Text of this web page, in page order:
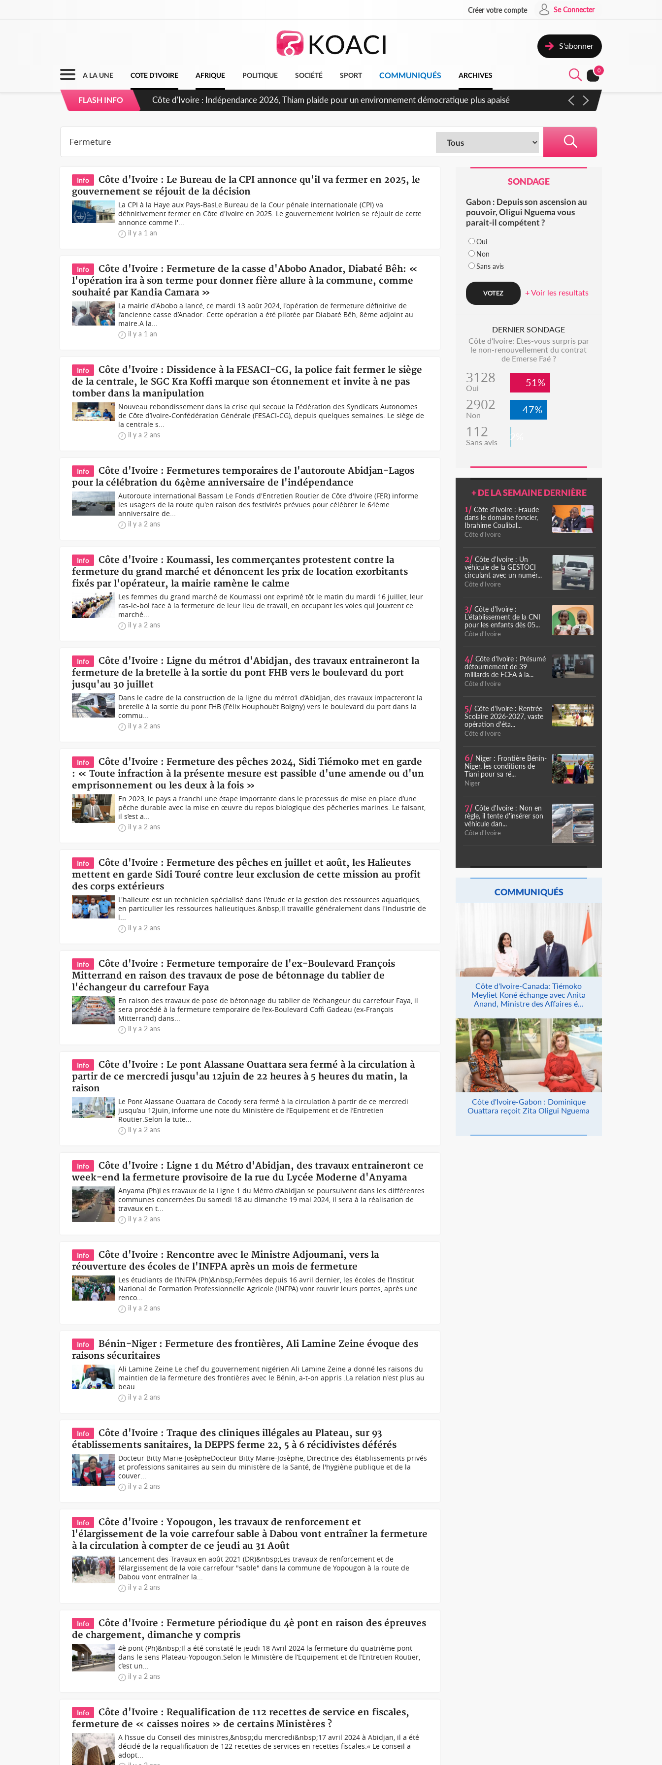
Créer votre compte Se Connecter
S'abonner
A LA UNE COTE D'IVOIRE AFRIQUE POLITIQUE SOCIÉTÉ SPORT COMMUNIQUÉS ARCHIVES
0
FLASH INFO Côte d'Ivoire : Concours INFAS 2026, les convocations seront disponibles à compter du samedi
Info
Côte d'Ivoire : Le Bureau de la CPI annonce qu'il va fermer en 2025, le
gouvernement se réjouit de la décision
La CPI à la Haye aux Pays-BasLe Bureau de la Cour pénale internationale (CPI) va
définitivement fermer en Côte d'Ivoire en 2025. Le gouvernement ivoirien se réjouit de cette
annonce comme l'...
il y a 1 an
Info
Côte d'Ivoire : Fermeture de la casse d'Abobo Anador, Diabaté Bêh: «
l'opération ira à son terme pour donner fière allure à la commune, comme
souhaité par Kandia Camara »
La mairie d'Abobo a lancé, ce mardi 13 août 2024, l'opération de fermeture définitive de
l’ancienne casse d’Anador. Cette opération a été pilotée par Diabaté Bêh, 8ème adjoint au
maire.A la...
il y a 1 an
Info
Côte d'Ivoire : Dissidence à la FESACI-CG, la police fait fermer le siège
de la centrale, le SGC Kra Koffi marque son étonnement et invite à ne pas
tomber dans la manipulation
Nouveau rebondissement dans la crise qui secoue la Fédération des Syndicats Autonomes
de Côte d’Ivoire-Confédération Générale (FESACI-CG), depuis quelques semaines. Le siège de
la centrale s...
il y a 2 ans
Info
Côte d'Ivoire : Fermetures temporaires de l'autoroute Abidjan-Lagos
pour la célébration du 64ème anniversaire de l'indépendance
Autoroute international Bassam Le Fonds d'Entretien Routier de Côte d'Ivoire (FER) informe
les usagers de la route qu'en raison des festivités prévues pour célébrer le 64ème
anniversaire de...
il y a 2 ans
Info
Côte d'Ivoire : Koumassi, les commerçantes protestent contre la
fermeture du grand marché et dénoncent les prix de location exorbitants
fixés par l'opérateur, la mairie ramène le calme
Les femmes du grand marché de Koumassi ont exprimé tôt le matin du mardi 16 juillet, leur
ras-le-bol face à la fermeture de leur lieu de travail, en occupant les voies qui jouxtent ce
marché...
il y a 2 ans
Info
Côte d'Ivoire : Ligne du métro1 d'Abidjan, des travaux entraineront la
fermeture de la bretelle à la sortie du pont FHB vers le boulevard du port
jusqu'au 30 juillet
Dans le cadre de la construction de la ligne du métro1 d’Abidjan, des travaux impacteront la
bretelle à la sortie du pont FHB (Félix Houphouët Boigny) vers le boulevard du port dans la
commu...
il y a 2 ans
Info
Côte d'Ivoire : Fermeture des pêches 2024, Sidi Tiémoko met en garde
: « Toute infraction à la présente mesure est passible d'une amende ou d'un
emprisonnement ou les deux à la fois »
En 2023, le pays a franchi une étape importante dans le processus de mise en place d’une
pêche durable avec la mise en œuvre du repos biologique des pêcheries marines. Le faisant,
il s’est a...
il y a 2 ans
Info
Côte d'Ivoire : Fermeture des pêches en juillet et août, les Halieutes
mettent en garde Sidi Touré contre leur exclusion de cette mission au profit
des corps extérieurs
L'halieute est un technicien spécialisé dans l'étude et la gestion des ressources aquatiques,
en particulier les ressources halieutiques.&nbsp;Il travaille généralement dans l'industrie de
l...
il y a 2 ans
Info
Côte d'Ivoire : Fermeture temporaire de l'ex-Boulevard François
Mitterrand en raison des travaux de pose de bétonnage du tablier de
l'échangeur du carrefour Faya
En raison des travaux de pose de bétonnage du tablier de l’échangeur du carrefour Faya, il
sera procédé à la fermeture temporaire de l’ex-Boulevard Coffi Gadeau (ex-François
Mitterrand) dans...
il y a 2 ans
Info
Côte d'Ivoire : Le pont Alassane Ouattara sera fermé à la circulation à
partir de ce mercredi jusqu'au 12juin de 22 heures à 5 heures du matin, la
raison
Le Pont Alassane Ouattara de Cocody sera fermé à la circulation à partir de ce mercredi
jusqu’au 12juin, informe une note du Ministère de l’Equipement et de l’Entretien
Routier.Selon la tute...
il y a 2 ans
Info
Côte d'Ivoire : Ligne 1 du Métro d'Abidjan, des travaux entraineront ce
week-end la fermeture provisoire de la rue du Lycée Moderne d'Anyama
Anyama (Ph)Les travaux de la Ligne 1 du Métro d’Abidjan se poursuivent dans les différentes
communes concernées.Du samedi 18 au dimanche 19 mai 2024, il sera à la réalisation de
travaux en t...
il y a 2 ans
Info
Côte d'Ivoire : Rencontre avec le Ministre Adjoumani, vers la
réouverture des écoles de l'INFPA après un mois de fermeture
Les étudiants de l’INFPA (Ph)&nbsp;Fermées depuis 16 avril dernier, les écoles de l’Institut
National de Formation Professionnelle Agricole (INFPA) vont rouvrir leurs portes, après une
renco...
il y a 2 ans
Info
Bénin-Niger : Fermeture des frontières, Ali Lamine Zeine évoque des
raisons sécuritaires
Ali Lamine Zeine Le chef du gouvernement nigérien Ali Lamine Zeine a donné les raisons du
maintien de la fermeture des frontières avec le Bénin, a-t-on appris .La relation n'est plus au
beau...
il y a 2 ans
Info
Côte d'Ivoire : Traque des cliniques illégales au Plateau, sur 93
établissements sanitaires, la DEPPS ferme 22, 5 à 6 récidivistes déférés
Docteur Bitty Marie-JosèpheDocteur Bitty Marie-Josèphe, Directrice des établissements privés
et professions sanitaires au sein du ministère de la Santé, de l'hygiène publique et de la
couver...
il y a 2 ans
Info
Côte d'Ivoire : Yopougon, les travaux de renforcement et
l'élargissement de la voie carrefour sable à Dabou vont entraîner la fermeture
à la circulation à compter de ce jeudi au 31 Août
Lancement des Travaux en août 2021 (DR)&nbsp;Les travaux de renforcement et de
l’élargissement de la voie carrefour "sable" dans la commune de Yopougon à la route de
Dabou vont entraîner la...
il y a 2 ans
Info
Côte d'Ivoire : Fermeture périodique du 4è pont en raison des épreuves
de chargement, dimanche y compris
4è pont (Ph)&nbsp;Il a été constaté le jeudi 18 Avril 2024 la fermeture du quatrième pont
dans le sens Plateau-Yopougon.Selon le Ministère de l’Equipement et de l’Entretien Routier,
c’est un...
il y a 2 ans
Info
Côte d'Ivoire : Requalification de 112 recettes de service en fiscales,
fermeture de « caisses noires » de certains Ministères ?
A l’issue du Conseil des ministres,&nbsp;du mercredi&nbsp;17 avril 2024 à Abidjan, il a été
décidé de la requalification de 122 recettes de services en recettes fiscales.« Le conseil a
adopt...
SONDAGE
Gabon : Depuis son ascension au
pouvoir, Oligui Nguema vous
parait-il compétent ?
Oui
Non
Sans avis
+ Voir les resultats
DERNIER SONDAGE
Côte d'Ivoire: Etes-vous surpris par
le non-renouvellement du contrat
de Emerse Faé ?
3128
Oui 51%
2902
Non 47%
112
Sans avis 2%
+ DE LA SEMAINE DERNIÈRE
1/ Côte d'Ivoire : Fraude
dans le domaine foncier,
Ibrahime Coulibal...
Côte d'Ivoire
2/ Côte d'Ivoire : Un
véhicule de la GESTOCI
circulant avec un numér...
Côte d'Ivoire
3/ Côte d'Ivoire :
L'établissement de la CNI
pour les enfants dès 05...
Côte d'Ivoire
4/ Côte d'Ivoire : Présumé
détournement de 39
milliards de FCFA à la...
Côte d'Ivoire
5/ Côte d'Ivoire : Rentrée
Scolaire 2026-2027, vaste
opération d'éta...
Côte d'Ivoire
6/ Niger : Frontière Bénin-
Niger, les conditions de
Tiani pour sa ré...
Niger
7/ Côte d'Ivoire : Non en
règle, il tente d'insérer son
véhicule dan...
Côte d'Ivoire
COMMUNIQUÉS
Côte d'Ivoire-Canada: Tiémoko
Meyliet Koné échange avec Anita
Anand, Ministre des Affaires é...
Côte d'Ivoire-Gabon : Dominique
Ouattara reçoit Zita Oligui Nguema